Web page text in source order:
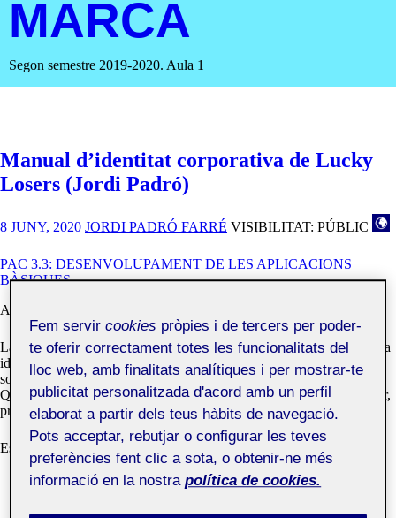
MARCA
Segon semestre 2019-2020. Aula 1
Manual d’identitat corporativa de Lucky
Losers (Jordi Padró)
8 JUNY, 2020 JORDI PADRÓ FARRÉ VISIBILITAT: PÚBLIC
PAC 3.3: DESENVOLUPAMENT DE LES APLICACIONS
BÀSIQUES
Aquest és el manual de la marca d’streetwear
La marca pretén tenir una filosofia potent, en una societat que prima la
idea del “guanyador”, diu: no cal tenir molts seguidors a les xarxes
socials, no fa falta crear-se una falsa identitat per agradar a tothom.
Que cadascú estigui orgullós de ser com és i que digui “si cal guanyar,
preferim que sigui de rebot”.
Espero que trobeu interessant el treball realitzat.
Fem servircookies pròpies i de tercers per poder-
te oferir correctament totes les funcionalitats del
lloc web, amb finalitats analítiques i per mostrar-te
publicitat personalitzada d'acord amb un perfil
elaborat a partir dels teus hàbits de navegació.
Pots acceptar, rebutjar o configurar les teves
preferències fent clic a sota, o obtenir-ne més
informació en la nostra política de cookies.